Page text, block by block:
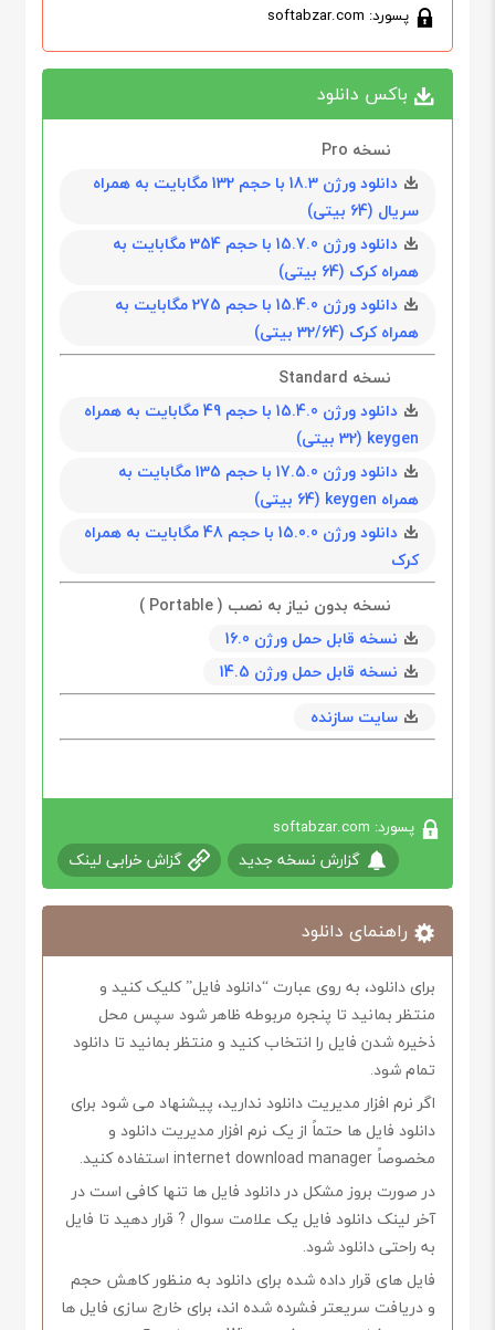
پسورد: softabzar.com
باکس دانلود
نسخه Pro
دانلود ورژن 18.3 با حجم 132 مگابايت به همراه
سریال (64 بیتی)
دانلود ورژن 15.7.0 با حجم 354 مگابايت به
همراه کرک (64 بیتی)
دانلود ورژن 15.4.0 با حجم 275 مگابايت به
همراه کرک (32/64 بیتی)
نسخه Standard
دانلود ورژن 15.4.0 با حجم 49 مگابايت به همراه
keygen (32 بیتی)
دانلود ورژن 17.5.0 با حجم 135 مگابايت به
همراه keygen (64 بیتی)
دانلود ورژن 15.0.0 با حجم 48 مگابايت به همراه
کرک
نسخه بدون نیاز به نصب ( Portable )
نسخه قابل حمل ورژن 16.0
نسخه قابل حمل ورژن 14.5
سایت سازنده
پسورد: softabzar.com
گزارش نسخه جدید گزاش خرابی لینک
راهنمای دانلود
برای دانلود، به روی عبارت “دانلود فایل” کلیک کنید و
منتظر بمانید تا پنجره مربوطه ظاهر شود سپس محل
ذخیره شدن فایل را انتخاب کنید و منتظر بمانید تا دانلود
تمام شود.
اگر نرم افزار مدیریت دانلود ندارید، پیشنهاد می شود برای
دانلود فایل ها حتماً از یک نرم افزار مدیریت دانلود و
مخصوصاً internet download manager استفاده کنید.
در صورت بروز مشکل در دانلود فایل ها تنها کافی است در
آخر لینک دانلود فایل یک علامت سوال ? قرار دهید تا فایل
به راحتی دانلود شود.
فایل های قرار داده شده برای دانلود به منظور کاهش حجم
و دریافت سریعتر فشرده شده اند، برای خارج سازی فایل ها